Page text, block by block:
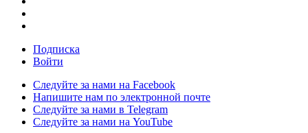
Подписка
Войти
Следуйте за нами на Facebook
Напишите нам по электронной почте
Следуйте за нами в Telegram
Следуйте за нами на YouTube